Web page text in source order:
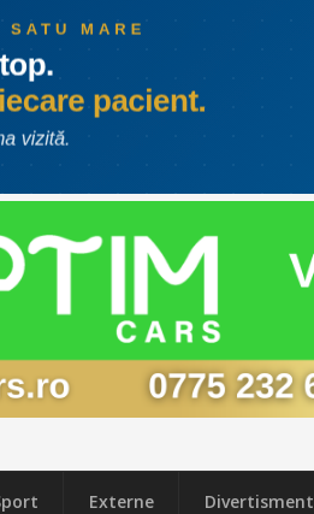
Externe Divertisment